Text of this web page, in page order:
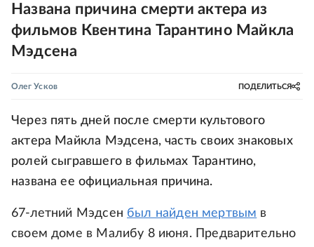
Названа причина смерти актера из
фильмов Квентина Тарантино Майкла
Мэдсена
Олег Усков ПОДЕЛИТЬСЯ
Через пять дней после смерти культового
актера Майкла Мэдсена, часть своих знаковых
ролей сыгравшего в фильмах Тарантино,
названа ее официальная причина.
67-летний Мэдсен был найден мертвым в
своем доме в Малибу 8 июня. Предварительно